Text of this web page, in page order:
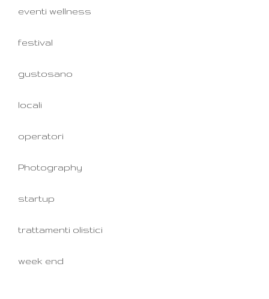
eventi wellness
festival
gustosano
locali
operatori
Photography
startup
trattamenti olistici
week end